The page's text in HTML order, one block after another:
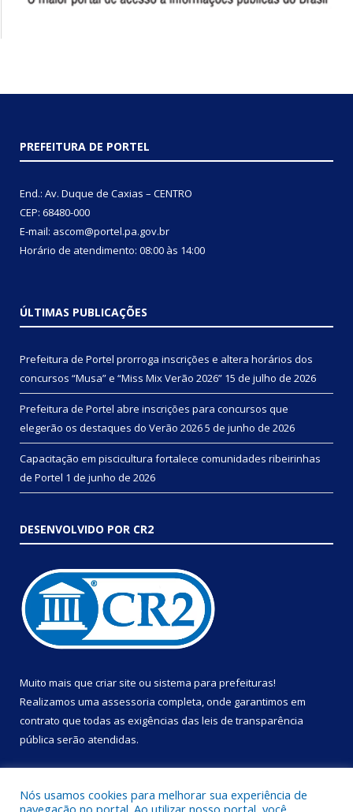
PREFEITURA DE PORTEL
End.: Av. Duque de Caxias – CENTRO
CEP: 68480-000
E-mail: ascom@portel.pa.gov.br
Horário de atendimento: 08:00 às 14:00
ÚLTIMAS PUBLICAÇÕES
Prefeitura de Portel prorroga inscrições e altera horários dos
concursos “Musa” e “Miss Mix Verão 2026” 15 de julho de 2026
Prefeitura de Portel abre inscrições para concursos que
elegerão os destaques do Verão 20265 de junho de 2026
Capacitação em piscicultura fortalece comunidades ribeirinhas
de Portel 1 de junho de 2026
DESENVOLVIDO POR CR2
Muito mais que criar site ou sistema para prefeituras!
Realizamos uma assessoria completa, onde garantimos em
contrato que todas as exigências das leis de transparência
pública serão atendidas.
Nós usamos cookies para melhorar sua experiência de
navegação no portal. Ao utilizar nosso portal, você